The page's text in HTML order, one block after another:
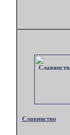
Славянство